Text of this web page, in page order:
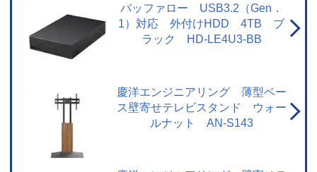
とでご利用いただけます。・ おまかせ録画された番組は、おまかせ録画用に
設定したハードディスク領域の空き容量によって、古い順番から自動で削除
されます。保存しておきたい番組は、おまかせ録画する前に通常録画予約に
変更したり、録画された番組を通常録画に変更したりできます。・ 視聴制限
がある番組などのおまかせ録画できない番組や、おまかせ録画予約対象の番
合があります。連続ドラマ番組など確実に録画したい番組は通常録画予約す
ることをおすすめします。・ サービスは予告なく変更や終了する場合があり
ます。・ 一部対象外のチャンネルがあります。 【ネットワークに関するご注
意】・ 本機で当社が提供するネットワークサービスを利用する場合、予約ラ
ャンネル切換、録画予約、録画番組、検索履歴など）、動作状態の履歴情
バッファロー USB3.2（Gen．
1）対応 外付けHDD 4TB ブ
ラック HD-LE4U3-BB
慶洋エンジニアリング 薄型ベー
ス壁寄せテレビスタンド ウォー
ルナット AN-S143